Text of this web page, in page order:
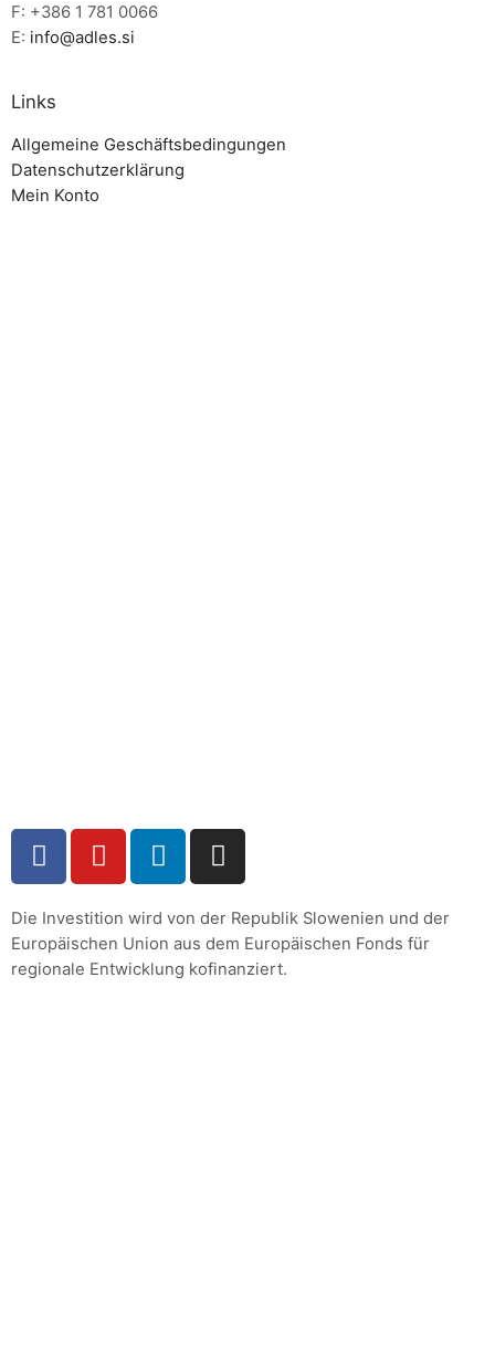
F: +386 1 781 0066
E: info@adles.si
Links
Allgemeine Geschäftsbedingungen
Datenschutzerklärung
Mein Konto
Die Investition wird von der Republik Slowenien und der
Europäischen Union aus dem Europäischen Fonds für
regionale Entwicklung kofinanziert.